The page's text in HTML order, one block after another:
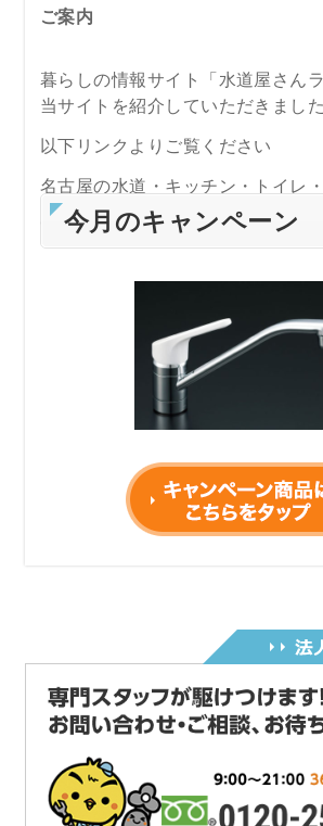
ご案内
暮らしの情報サイト「水道屋さん
当サイトを紹介していただきました
以下リンクよりご覧ください
名古屋の水道・キッチン・トイレ
修理やつまり抜き業者の比較は水
電話受付時間変更のご案内
令和5年6月1日~AM9：00～PM9：
何卒ご理解の程お願い申し上げま
コロナウィルスに伴い当面の間、
コロナウィルス感染拡大
及び愛知県緊急事態宣言に伴い
令和2年4月29日より営業時間を
とさせていただきます。
何卒ご理解の程お願い申し上げます
今月のキャンペーン